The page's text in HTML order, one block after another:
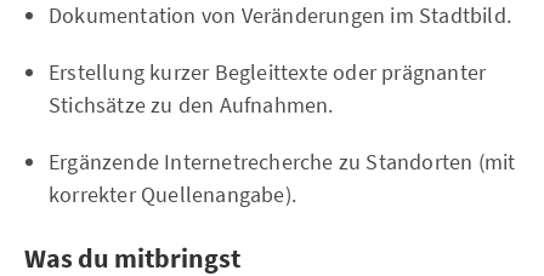
Dokumentation von Veränderungen im Stadtbild.
Erstellung kurzer Begleittexte oder prägnanter
Stichsätze zu den Aufnahmen.
Ergänzende Internetrecherche zu Standorten (mit
korrekter Quellenangabe).
Was du mitbringst